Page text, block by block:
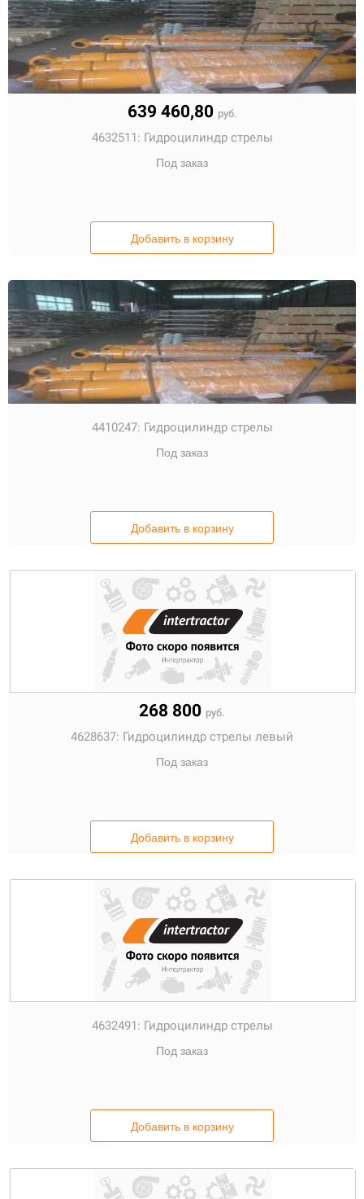
639 460,80 руб.
4632511: Гидроцилиндр стрелы
Под заказ
Добавить в корзину
4410247: Гидроцилиндр стрелы
Под заказ
Добавить в корзину
268 800 руб.
4628637: Гидроцилиндр стрелы левый
Под заказ
Добавить в корзину
4632491: Гидроцилиндр стрелы
Под заказ
Добавить в корзину